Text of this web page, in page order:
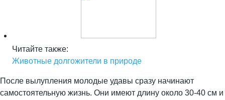
Читайте также:
Животные долгожители в природе
После вылупления молодые удавы сразу начинают
самостоятельную жизнь. Они имеют длину около 30-40 см и